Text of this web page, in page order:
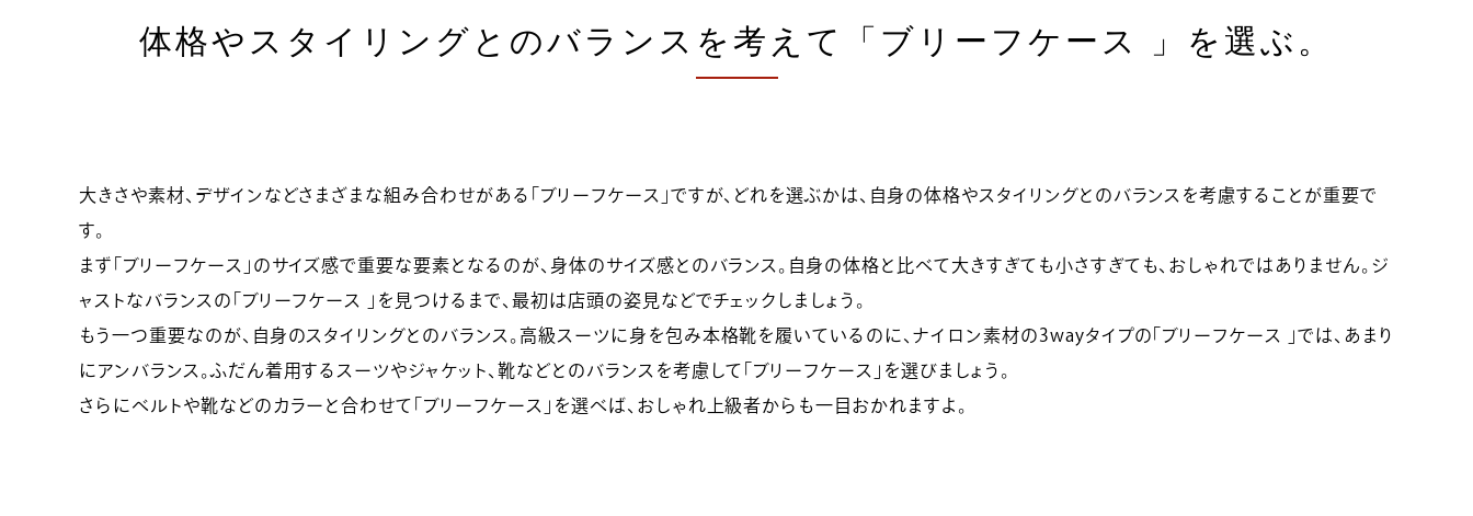
体格やスタイリングとのバランスを考えて「ブリーフケース 」を選ぶ。
大きさや素材、デザインなどさまざまな組み合わせがある「ブリーフケース」ですが、どれを選ぶかは、自身の体格やスタイリングとのバランスを考慮することが重要で
す。
まず「ブリーフケース」のサイズ感で重要な要素となるのが、身体のサイズ感とのバランス。自身の体格と比べて大きすぎても小さすぎても、おしゃれではありません。ジ
ャストなバランスの「ブリーフケース 」を見つけるまで、最初は店頭の姿見などでチェックしましょう。
もう一つ重要なのが、自身のスタイリングとのバランス。高級スーツに身を包み本格靴を履いているのに、ナイロン素材の3wayタイプの「ブリーフケース 」では、あまり
にアンバランス。ふだん着用するスーツやジャケット、靴などとのバランスを考慮して「ブリーフケース」を選びましょう。
さらにベルトや靴などのカラーと合わせて「ブリーフケース」を選べば、おしゃれ上級者からも一目おかれますよ。